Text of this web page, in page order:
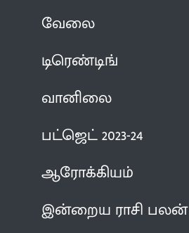
வேலை
டிரெண்டிங்
வானிலை
பட்ஜெட் 2023-24
ஆரோக்கியம்
இன்றைய ராசி பலன்